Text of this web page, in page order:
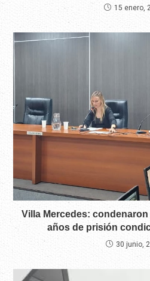
15 enero,
Villa Mercedes:
años de prisión
30 junio,